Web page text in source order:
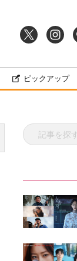
ピックアップ